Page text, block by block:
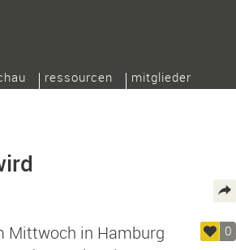
ressourcen mitglieder
0
Mittwoch in Hamburg